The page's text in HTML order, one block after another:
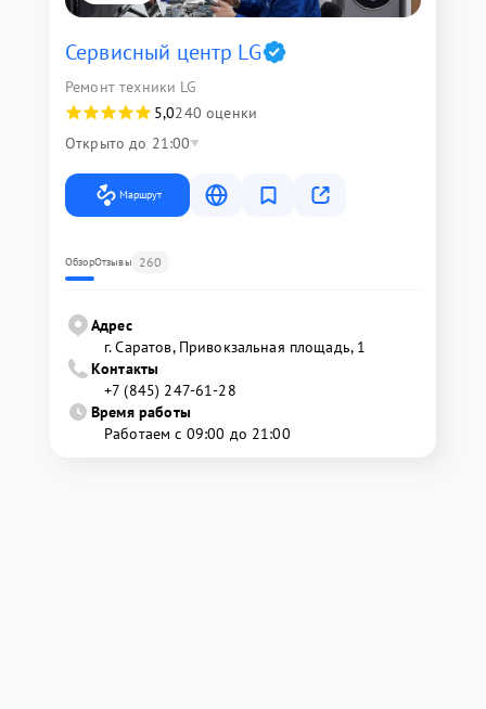
Сервисный центр LG
Ремонт техники LG
5,0240 оценки
Открыто до 21:00
Маршрут
ОбзорОтзывы 260
Адрес
г. Саратов, Привокзальная площадь, 1
Контакты
+7 (845) 247-61-28
Время работы
Работаем с 09:00 до 21:00